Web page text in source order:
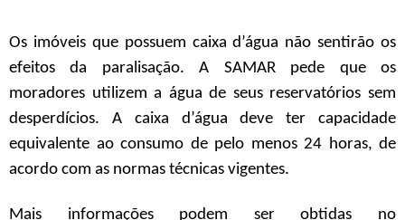
Os imóveis que possuem caixa d’água não sentirão os
efeitos da paralisação. A SAMAR pede que os
moradores utilizem a água de seus reservatórios sem
desperdícios. A caixa d’água deve ter capacidade
equivalente ao consumo de pelo menos 24 horas, de
acordo com as normas técnicas vigentes.
Mais informações podem ser obtidas no